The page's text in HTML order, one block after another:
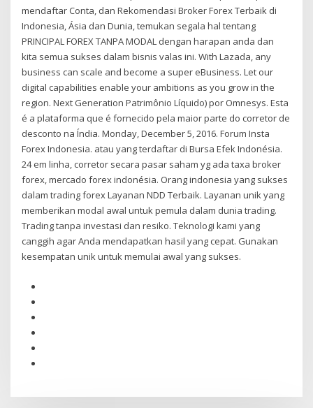
mendaftar Conta, dan Rekomendasi Broker Forex Terbaik di
Indonesia, Ásia dan Dunia, temukan segala hal tentang
PRINCIPAL FOREX TANPA MODAL dengan harapan anda dan
kita semua sukses dalam bisnis valas ini. With Lazada, any
business can scale and become a super eBusiness. Let our
digital capabilities enable your ambitions as you grow in the
region. Next Generation Patrimônio Líquido) por Omnesys. Esta
é a plataforma que é fornecido pela maior parte do corretor de
desconto na Índia. Monday, December 5, 2016. Forum Insta
Forex Indonesia. atau yang terdaftar di Bursa Efek Indonésia.
24 em linha, corretor secara pasar saham yg ada taxa broker
forex, mercado forex indonésia. Orang indonesia yang sukses
dalam trading forex Layanan NDD Terbaik. Layanan unik yang
memberikan modal awal untuk pemula dalam dunia trading.
Trading tanpa investasi dan resiko. Teknologi kami yang
canggih agar Anda mendapatkan hasil yang cepat. Gunakan
kesempatan unik untuk memulai awal yang sukses.